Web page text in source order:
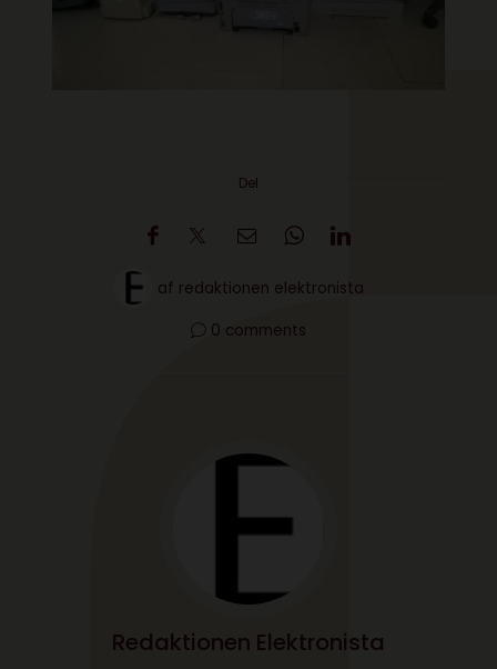
Del
af redaktionen elektronista
0 comments
Redaktionen Elektronista